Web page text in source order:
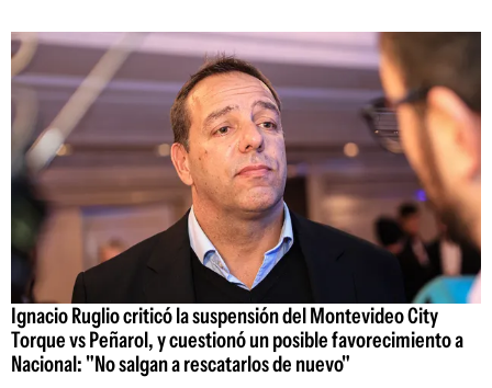
Ignacio Ruglio criticó la suspensión del Montevideo City
Torque vs Peñarol, y cuestionó un posible favorecimiento a
Nacional: "No salgan a rescatarlos de nuevo"